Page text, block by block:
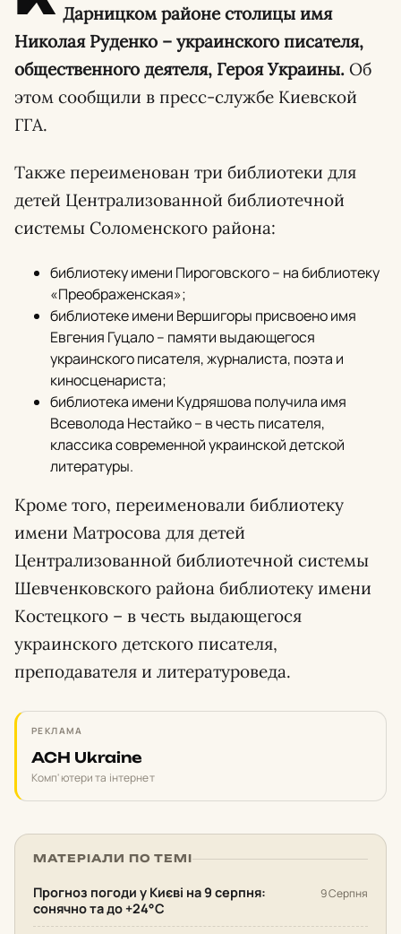
Дарницком районе столицы имя
Николая Руденко – украинского писателя,
общественного деятеля, Героя Украины. Об
этом сообщили в пресс-службе Киевской
ГГА.
Также переименован три библиотеки для
детей Централизованной библиотечной
системы Соломенского района:
библиотеку имени Пироговского – на библиотеку
«Преображенская»;
библиотеке имени Вершигоры присвоено имя
Евгения Гуцало – памяти выдающегося
украинского писателя, журналиста, поэта и
киносценариста;
библиотека имени Кудряшова получила имя
Всеволода Нестайко – в честь писателя,
классика современной украинской детской
литературы.
Кроме того, переименовали библиотеку
имени Матросова для детей
Централизованной библиотечной системы
Шевченковского района библиотеку имени
Костецкого – в честь выдающегося
украинского детского писателя,
преподавателя и литературоведа.
РЕКЛАМА
ACH Ukraine
Комп'ютери та інтернет
МАТЕРІАЛИ ПО ТЕМІ
Прогноз погоди у Києві на 9 серпня:
сонячно та до +24°С
9 Серпня